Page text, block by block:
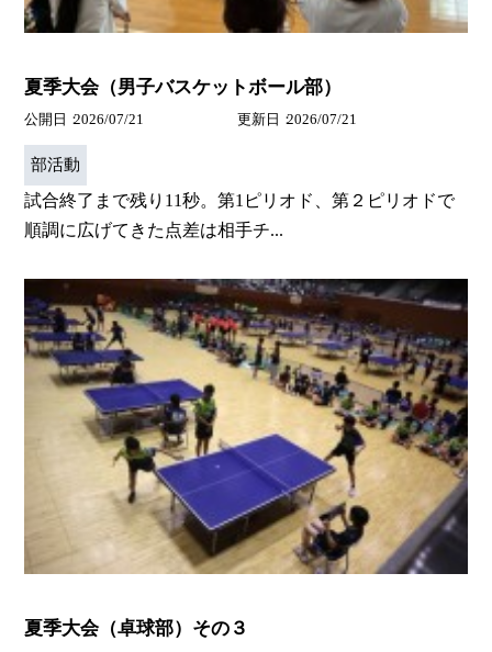
夏季大会（男子バスケットボール部）
公開日 2026/07/21 更新日 2026/07/21
部活動
試合終了まで残り11秒。第1ピリオド、第２ピリオドで
順調に広げてきた点差は相手チ...
夏季大会（卓球部）その３